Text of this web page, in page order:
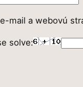
mail a webovú
solve: